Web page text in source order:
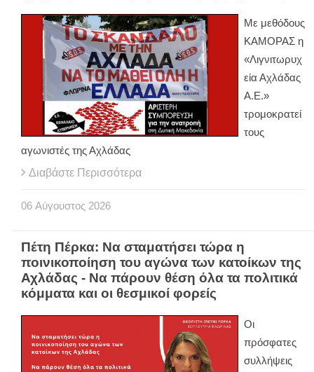
Με μεθόδους
ΚΑΜΟΡΑΣ η
«Λιγνιτωρυχ
εία Αχλάδας
Α.Ε.»
τρομοκρατεί
τους
αγωνιστές της Αχλάδας
Διαβάστε Περισσότερα
06 Αύγουστος 2026
Πέτη Πέρκα: Να σταματήσει τώρα η
ποινικοποίηση του αγώνα των κατοίκων της
Αχλάδας - Να πάρουν θέση όλα τα πολιτικά
κόμματα και οι θεσμικοί φορείς
Οι
πρόσφατες
συλλήψεις